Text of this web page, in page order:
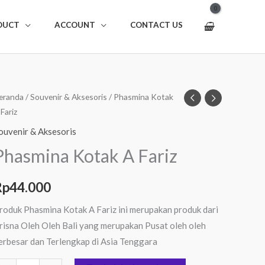
ACCOUNT CONTACT US
/Souvenir & Aksesoris / Phasmina Kotak
& Aksesoris
Kotak A Fariz
44.000
Phasmina Kotak A Fariz ini merupakan produk dari
Oleh Oleh Bali yang merupakan Pusat oleh oleh
dan Terlengkap di Asia Tenggara